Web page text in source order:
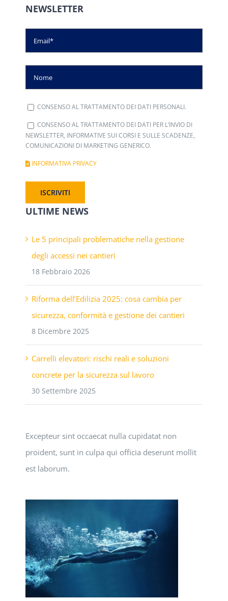
NEWSLETTER
CONSENSO AL TRATTAMENTO DEI DATI PERSONALI.
CONSENSO AL TRATTAMENTO DEI DATI PER L’INVIO DI
NEWSLETTER, INFORMATIVE SUI CORSI E SULLE SCADENZE,
COMUNICAZIONI DI MARKETING GENERICO.
INFORMATIVA PRIVACY
ULTIME NEWS
Le 5 principali problematiche nella gestione
degli accessi nei cantieri
18 Febbraio 2026
Riforma dell’Edilizia 2025: cosa cambia per
sicurezza, conformità e gestione dei cantieri
8 Dicembre 2025
Carrelli elevatori: rischi reali e soluzioni
concrete per la sicurezza sul lavoro
30 Settembre 2025
Excepteur sint occaecat nulla cupidatat non
proident, sunt in culpa qui officia deserunt mollit
est laborum.